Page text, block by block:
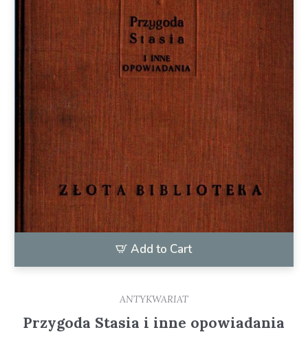
Add to Cart
ANTYKWARIAT
Przygoda Stasia i inne opowiadania